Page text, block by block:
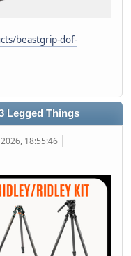
beastgrip-dof-
Legged Things
18:55:46